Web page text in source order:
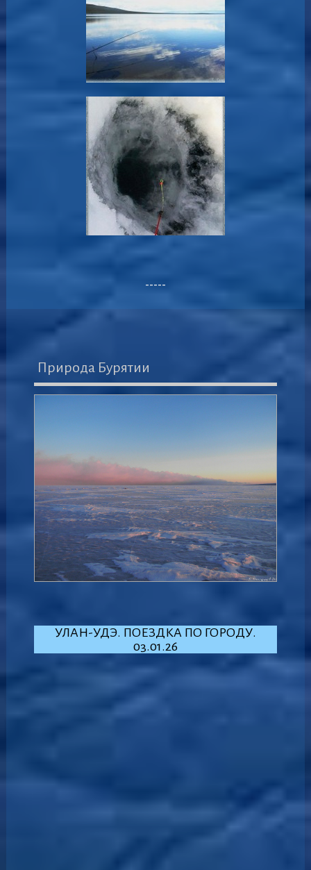
-----
Природа Бурятии
УЛАН-УДЭ. ПОЕЗДКА ПО ГОРОДУ.
03.01.26